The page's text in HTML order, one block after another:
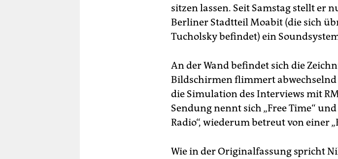
sitzen lassen. Seit Samstag stellt er
Berliner Stadtteil Moabit (die sich
Tucholsky befindet) ein
An der Wand befindet sich die
Bildschirmen flimmert abwechselnd
die Simulation des Interviews mit
Sendung nennt sich „Free Time“
Radio“, wiederum betreut von einer
Wie in der Originalfassung spricht